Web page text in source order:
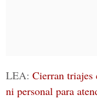
LEA: Cierran triajes
ni personal para